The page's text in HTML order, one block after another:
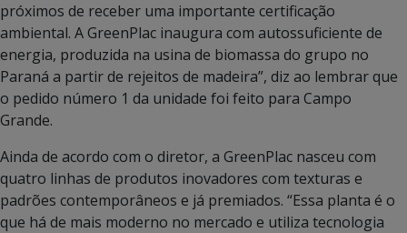
próximos de receber uma importante certificação
ambiental. A GreenPlac inaugura com autossuficiente de
energia, produzida na usina de biomassa do grupo no
Paraná a partir de rejeitos de madeira”, diz ao lembrar que
o pedido número 1 da unidade foi feito para Campo
Grande.
Ainda de acordo com o diretor, a GreenPlac nasceu com
quatro linhas de produtos inovadores com texturas e
padrões contemporâneos e já premiados. “Essa planta é o
que há de mais moderno no mercado e utiliza tecnologia